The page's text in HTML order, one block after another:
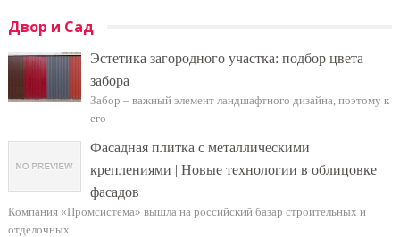
Двор и Сад
Эстетика загородного участка: подбор цвета
забора
Забор – важный элемент ландшафтного дизайна, поэтому к
его
Фасадная плитка с металлическими
креплениями | Новые технологии в облицовке
фасадов
Компания «Промсистема» вышла на российский базар строительных и
отделочных